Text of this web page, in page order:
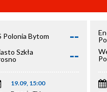
Polonia Bytom --
Szkła
--
19.09, 15:00